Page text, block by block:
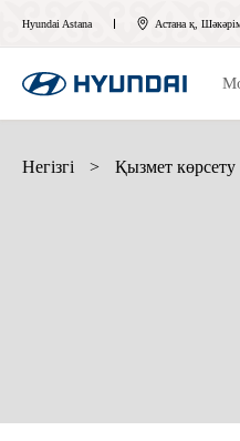
Hyundai Astana Астана қ,
Негізгі > Қызмет көрсету